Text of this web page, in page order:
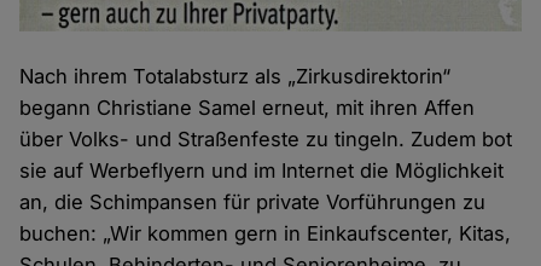
Nach ihrem Totalabsturz als „Zirkusdirektorin“
begann Christiane Samel erneut, mit ihren Affen
über Volks- und Straßenfeste zu tingeln. Zudem bot
sie auf Werbeflyern und im Internet die Möglichkeit
an, die Schimpansen für private Vorführungen zu
buchen: „Wir kommen gern in Einkaufscenter, Kitas,